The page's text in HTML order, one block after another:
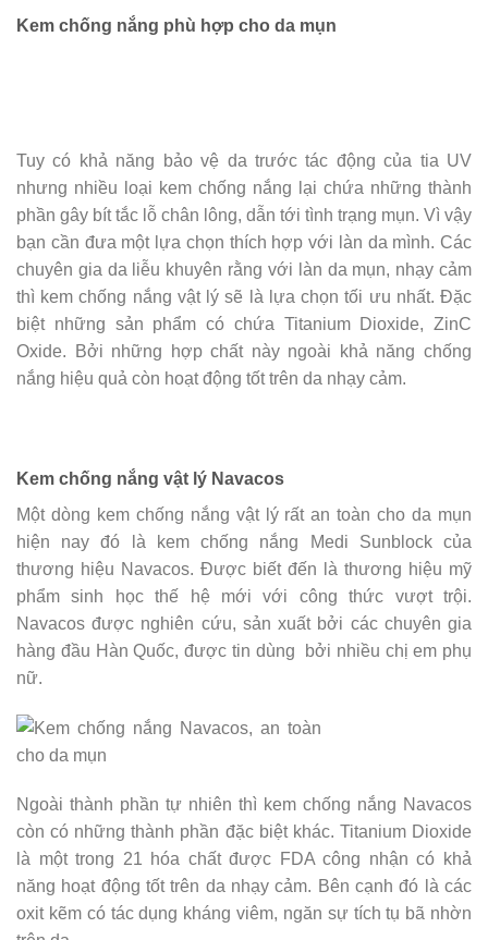
Kem chống nắng phù hợp cho da mụn
Tuy có khả năng bảo vệ da trước tác động của tia UV
nhưng nhiều loại kem chống nắng lại chứa những thành
phần gây bít tắc lỗ chân lông, dẫn tới tình trạng mụn. Vì vậy
bạn cần đưa một lựa chọn thích hợp với làn da mình. Các
chuyên gia da liễu khuyên rằng với làn da mụn, nhạy cảm
thì kem chống nắng vật lý sẽ là lựa chọn tối ưu nhất. Đặc
biệt những sản phẩm có chứa Titanium Dioxide, ZinC
Oxide. Bởi những hợp chất này ngoài khả năng chống
nắng hiệu quả còn hoạt động tốt trên da nhạy cảm.
Kem chống nắng vật lý Navacos
Một dòng kem chống nắng vật lý rất an toàn cho da mụn
hiện nay đó là kem chống nắng Medi Sunblock của
thương hiệu Navacos. Được biết đến là thương hiệu mỹ
phẩm sinh học thế hệ mới với công thức vượt trội.
Navacos được nghiên cứu, sản xuất bởi các chuyên gia
hàng đầu Hàn Quốc, được tin dùng bởi nhiều chị em phụ
nữ.
Ngoài thành phần tự nhiên thì kem chống nắng Navacos
còn có những thành phần đặc biệt khác. Titanium Dioxide
là một trong 21 hóa chất được FDA công nhận có khả
năng hoạt động tốt trên da nhạy cảm. Bên cạnh đó là các
oxit kẽm có tác dụng kháng viêm, ngăn sự tích tụ bã nhờn